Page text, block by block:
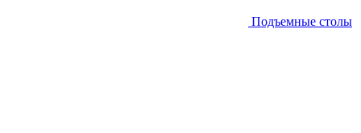
Подъемные столы